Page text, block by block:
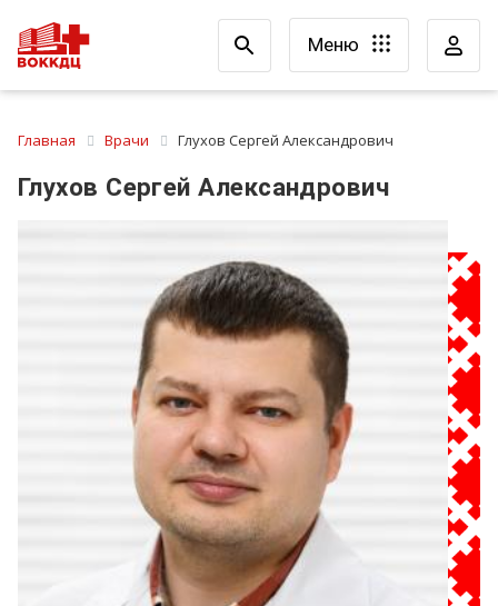
Меню
Главная Врачи Глухов Сергей Александрович
Глухов Сергей Александрович